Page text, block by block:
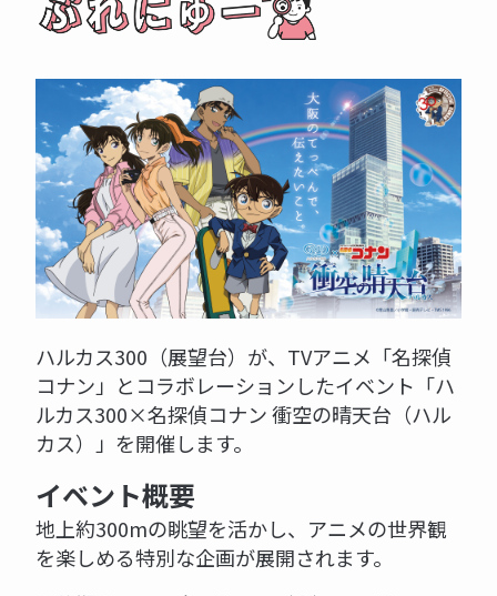
ハルカス300（展望台）が、TVアニメ「名探偵
コナン」とコラボレーションしたイベント「ハ
ルカス300×名探偵コナン 衝空の晴天台（ハル
カス）」を開催します。
イベント概要
地上約300mの眺望を活かし、アニメの世界観
を楽しめる特別な企画が展開されます。